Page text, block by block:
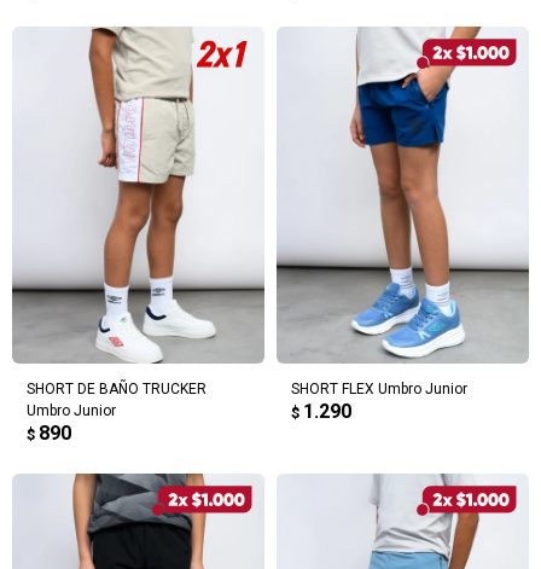
SHORT DE BAÑO TRUCKER
Umbro Junior
$ 890
SHORT FLEX Umbro Junior
$ 1.290